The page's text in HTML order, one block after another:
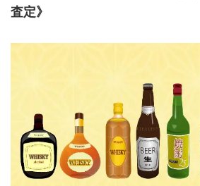
査定》